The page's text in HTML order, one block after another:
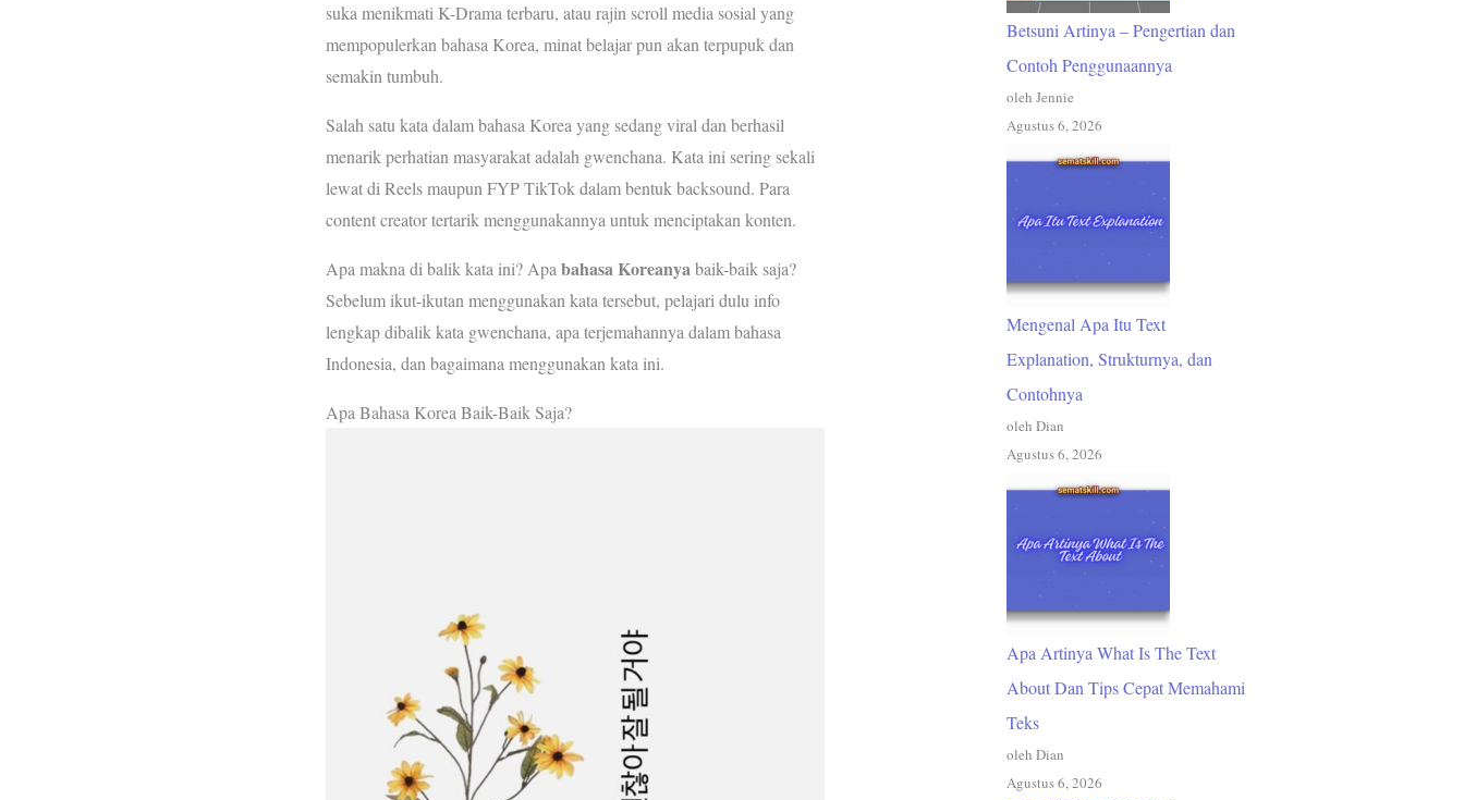
suka menikmati K-Drama terbaru, atau rajin scroll media sosial yang
mempopulerkan bahasa Korea, minat belajar pun akan terpupuk dan
semakin tumbuh.
Salah satu kata dalam bahasa Korea yang sedang viral dan berhasil
menarik perhatian masyarakat adalah gwenchana. Kata ini sering sekali
lewat di Reels maupun FYP TikTok dalam bentuk backsound. Para
content creator tertarik menggunakannya untuk menciptakan konten.
Apa makna di balik kata ini? Apa bahasa Koreanya baik-baik saja?
Sebelum ikut-ikutan menggunakan kata tersebut, pelajari dulu info
lengkap dibalik kata gwenchana, apa terjemahannya dalam bahasa
Indonesia, dan bagaimana menggunakan kata ini.
Apa Bahasa Korea Baik-Baik Saja?
Betsuni Artinya – Pengertian dan
Contoh Penggunaannya
oleh Jennie
Agustus 6, 2026
Mengenal Apa Itu Text
Explanation, Strukturnya, dan
Contohnya
oleh Dian
Agustus 6, 2026
Apa Artinya What Is The Text
About Dan Tips Cepat Memahami
Teks
oleh Dian
Agustus 6, 2026